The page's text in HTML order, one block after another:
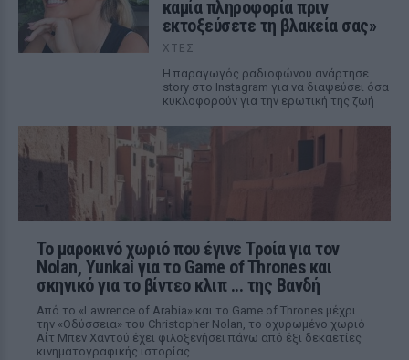
καμία πληροφορία πριν
εκτοξεύσετε τη βλακεία σας»
ΧΤΕΣ
Η παραγωγός ραδιοφώνου ανάρτησε
story στο Instagram για να διαψεύσει όσα
κυκλοφορούν για την ερωτική της ζωή
Το μαροκινό χωριό που έγινε Τροία για τον
Nolan, Yunkai για το Game of Thrones και
σκηνικό για το βίντεο κλιπ ... της Βανδή
Από το «Lawrence of Arabia» και το Game of Thrones μέχρι
την «Οδύσσεια» του Christopher Nolan, το οχυρωμένο χωριό
Αΐτ Μπεν Χαντού έχει φιλοξενήσει πάνω από έξι δεκαετίες
κινηματογραφικής ιστορίας